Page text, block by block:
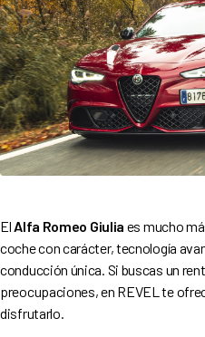
El Alfa Romeo Giulia es mucho
coche con carácter, tecnología
conducción única. Si buscas un
preocupaciones, en REVEL te
disfrutarlo.